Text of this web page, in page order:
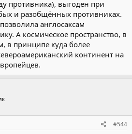
сознательной фальсификации
Через несколько месяцев земными
многочисленные
по характерной
к Земле. Ещё через несколько
(оперативное время Д-0), по
объектам Земли был
и кинетический удар было
важных военных и промышленных
боевых треножников, почти
марсианских конструкторов) для
и началась охота на людей.
в подобных условиях,
или таки превратятся в
противника), выгоден при
и разобщённых противниках.
англосаксам
А космическое пространство, в
в принципе куда более
континент на
#544